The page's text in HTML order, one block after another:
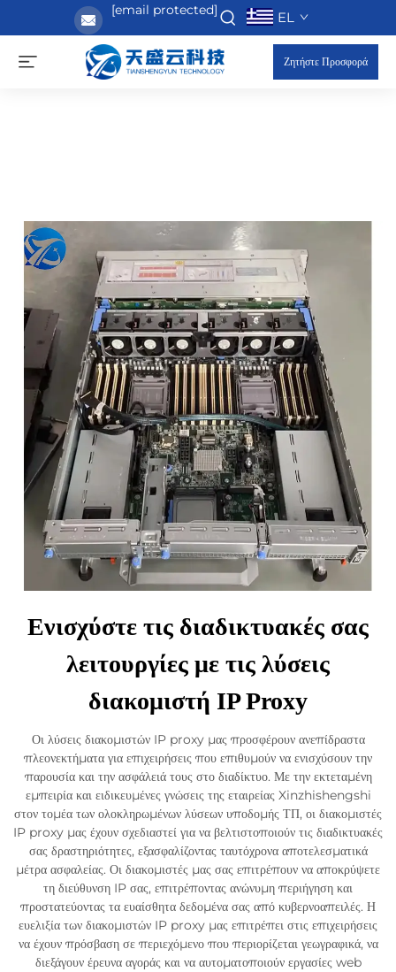
[email protected] EL
Ζητήστε Προσφορά
Ενισχύστε τις διαδικτυακές σας
λειτουργίες με τις λύσεις
διακομιστή IP Proxy
Οι λύσεις διακομιστών IP proxy μας προσφέρουν ανεπίδραστα
πλεονεκτήματα για επιχειρήσεις που επιθυμούν να ενισχύσουν την
παρουσία και την ασφάλειά τους στο διαδίκτυο. Με την εκτεταμένη
εμπειρία και ειδικευμένες γνώσεις της εταιρείας Xinzhishengshi
στον τομέα των ολοκληρωμένων λύσεων υποδομής ΤΠ, οι διακομιστές
IP proxy μας έχουν σχεδιαστεί για να βελτιστοποιούν τις διαδικτυακές
σας δραστηριότητες, εξασφαλίζοντας ταυτόχρονα αποτελεσματικά
μέτρα ασφαλείας. Οι διακομιστές μας σας επιτρέπουν να αποκρύψετε
τη διεύθυνση IP σας, επιτρέποντας ανώνυμη περιήγηση και
προστατεύοντας τα ευαίσθητα δεδομένα σας από κυβερνοαπειλές. Η
ευελιξία των διακομιστών IP proxy μας επιτρέπει στις επιχειρήσεις
να έχουν πρόσβαση σε περιεχόμενο που περιορίζεται γεωγραφικά, να
διεξάγουν έρευνα αγοράς και να αυτοματοποιούν εργασίες web